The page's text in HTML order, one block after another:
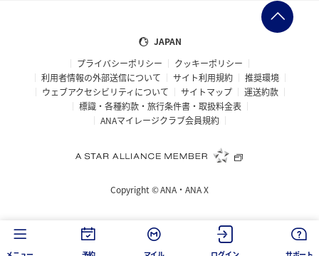
JAPAN
プライバシーポリシー
クッキーポリシー
利用者情報の外部送信について
サイト利用規約
推奨環境
ウェブアクセシビリティについて
サイトマップ
運送約款
標識・各種約款・旅行条件書・取扱料金表
ANAマイレージクラブ会員規約
Copyright ©ANA・ANA X